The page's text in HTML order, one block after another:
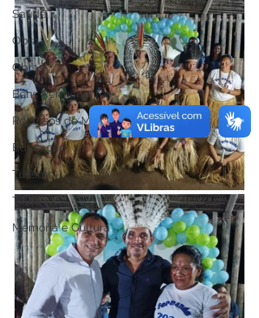
Saúde
Obra
Obras
Bens Permanentes
Recursos do Município
Educação
Turismo
Trilha
Memória e Cultura